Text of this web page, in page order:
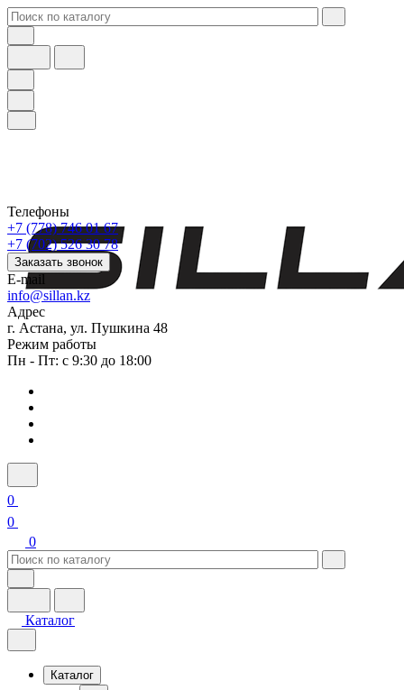
Телефоны
+7 (778) 746 01 67
+7 (702) 526 30 78
Заказать звонок
E-mail
info@sillan.kz
Адрес
г. Астана, ул. Пушкина 48
Режим работы
Пн - Пт: с 9:30 до 18:00
0
0
0
Каталог
Каталог